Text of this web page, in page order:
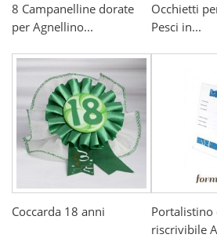
8 Campanelline dorate
per Agnellino...
Occhietti
Pesci in...
Coccarda 18 anni
Portalistino
riscrivibile